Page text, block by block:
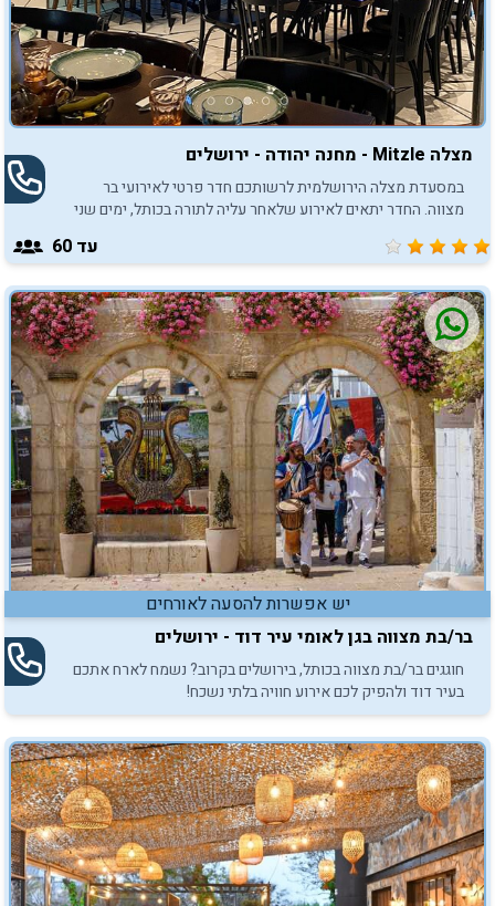
מצלה Mitzle - מחנה יהודה - ירושלים
במסעדת מצלה הירושלמית לרשותכם חדר פרטי לאירועי בר
מצווה. החדר יתאים לאירוע שלאחר עליה לתורה בכותל, ימים שני
וחמישי או בשעות הערב.
עד 60
יש אפשרות להסעה לאורחים
בר/בת מצווה בגן לאומי עיר דוד - ירושלים
חוגגים בר/בת מצווה בכותל, בירושלים בקרוב? נשמח לארח אתכם
בעיר דוד ולהפיק לכם אירוע חוויה בלתי נשכח!